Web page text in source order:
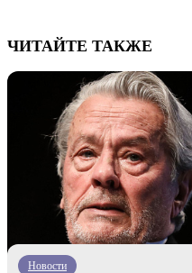
ЧИТАЙТЕ ТАКЖЕ
Новости